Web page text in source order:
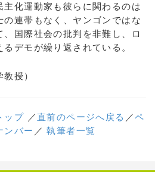
主化運動家も彼らに関わるのは
連帯もなく、ヤンゴンではな
、国際社会の批判を非難し、ロ
デモが繰り返されている。
授）
ップ ／直前のページへ戻る ／ペ
ンバー ／執筆者一覧